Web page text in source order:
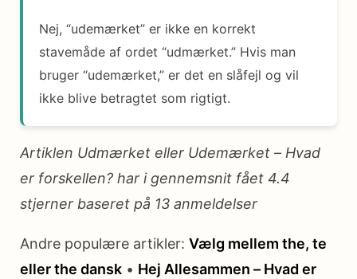
Nej, “udemærket” er ikke en korrekt
stavemåde af ordet “udmærket.” Hvis man
bruger “udemærket,” er det en slåfejl og vil
ikke blive betragtet som rigtigt.
Artiklen Udmærket eller Udemærket – Hvad
er forskellen? har i gennemsnit fået 4.4
stjerner baseret på 13 anmeldelser
Andre populære artikler: Vælg mellem the, te
eller the dansk • Hej Allesammen – Hvad er